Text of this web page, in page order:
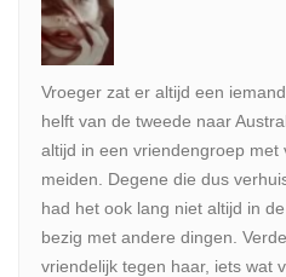
Vroeger zat er altijd een
helft van de tweede naar
altijd in een vriendengroep met
meiden. Degene die dus
had het ook lang niet altijd in
bezig met andere dingen.
vriendelijk tegen haar, iets wat